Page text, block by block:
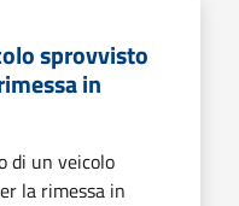
sprovvisto
in
di un veicolo
la rimessa in